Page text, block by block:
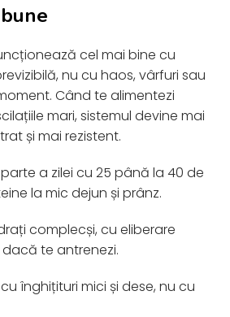
cel mai bine cu
nu cu haos, vârfuri sau
Când te alimentezi
mari, sistemul devine mai
și mai rezistent.
a zilei cu 25 până la 40 de
la mic dejun și prânz.
complecși, cu eliberare
te antrenezi.
înghițituri mici și dese, nu cu